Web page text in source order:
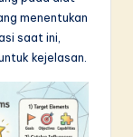
menentukan
saat ini,
kejelasan.